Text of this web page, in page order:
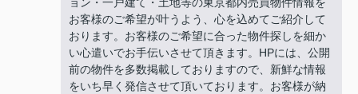
お客様のご希望が叶うよう、心を込めてご紹介して
おります。お客様のご希望に合った物件探しを細か
い心遣いでお手伝いさせて頂きます。HPには、公開
前の物件を多数掲載しておりますので、新鮮な情報
をいち早く発信させて頂いております。お客様が納